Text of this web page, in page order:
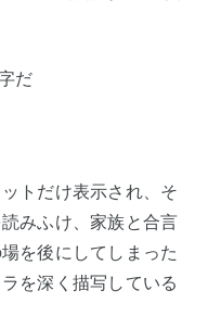
だ
トだけ表示され、そ
みふけ、家族と合言
を後にしてしまった
を深く描写している